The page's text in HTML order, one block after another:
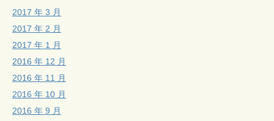
2017 年 3 月
2017 年 2 月
2017 年 1 月
2016 年 12 月
2016 年 11 月
2016 年 10 月
2016 年 9 月